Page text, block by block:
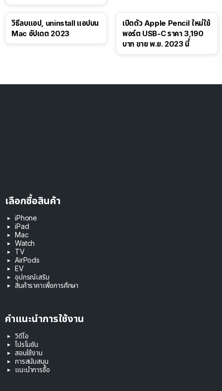
วิธีลบแอป, uninstall แอปบน
Mac อัปเดต 2023
เปิดตัว Apple Pencil ใหม่ใช้
พอร์ต USB-C ราคา 3,190
บาท ขาย พ.ย. 2023 นี้
เลือกซื้อสินค้า
iPhone
iPad
Mac
Watch
TV
AirPods
EV
อุปกรณ์เสริม
สินค้าราคาเพื่อการศึกษา
คำแนะนำการใช้งาน
วิดีโอ
โปรโมชัน
สอนใช้งาน
การสนับสนุน
แนะนำการซื้อ